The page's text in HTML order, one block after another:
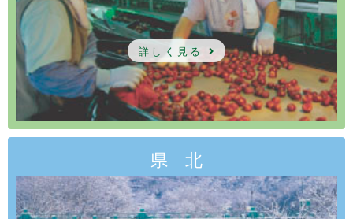
県 北
詳しく見る